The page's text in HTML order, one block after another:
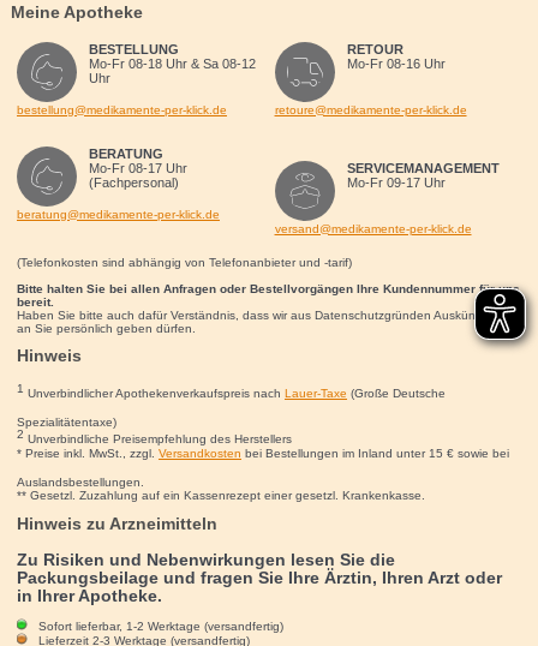
Meine Apotheke
BESTELLUNG
Mo-Fr 08-18 Uhr & Sa 08-12
Uhr
bestellung@medikamente-per-klick.de
BERATUNG
Mo-Fr 08-17 Uhr
(Fachpersonal)
beratung@medikamente-per-klick.de
RETOUR
Mo-Fr 08-16 Uhr
retoure@medikamente-per-klick.de
SERVICEMANAGEMENT
Mo-Fr 09-17 Uhr
versand@medikamente-per-klick.de
(Telefonkosten sind abhängig von Telefonanbieter und -tarif)
Bitte halten Sie bei allen Anfragen oder Bestellvorgängen Ihre Kundennummer für uns
bereit.
Haben Sie bitte auch dafür Verständnis, dass wir aus Datenschutzgründen Auskünfte nur
an Sie persönlich geben dürfen.
Hinweis
1 Unverbindlicher Apothekenverkaufspreis nach Lauer-Taxe (Große Deutsche
Spezialitätentaxe)
2 Unverbindliche Preisempfehlung des Herstellers
* Preise inkl. MwSt., zzgl. Versandkosten bei Bestellungen im Inland unter 15 €sowie bei
Auslandsbestellungen.
** Gesetzl. Zuzahlung auf ein Kassenrezept einer gesetzl. Krankenkasse.
Hinweis zu Arzneimitteln
Zu Risiken und Nebenwirkungen lesen Sie die
Packungsbeilage und fragen Sie Ihre Ärztin, Ihren Arzt oder
in Ihrer Apotheke.
Sofort lieferbar, 1-2 Werktage (versandfertig)
Lieferzeit 2-3 Werktage (versandfertig)